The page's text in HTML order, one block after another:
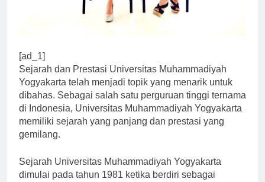
[ad_1]
Sejarah dan Prestasi Universitas Muhammadiyah
Yogyakarta telah menjadi topik yang menarik untuk
dibahas. Sebagai salah satu perguruan tinggi ternama
di Indonesia, Universitas Muhammadiyah Yogyakarta
memiliki sejarah yang panjang dan prestasi yang
gemilang.
Sejarah Universitas Muhammadiyah Yogyakarta
dimulai pada tahun 1981 ketika berdiri sebagai